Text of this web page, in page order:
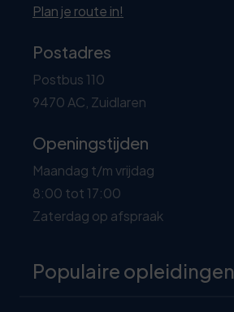
Plan je route in!
Postadres
Postbus 110
9470 AC, Zuidlaren
Openingstijden
Maandag t/m vrijdag
8:00 tot 17:00
Zaterdag op afspraak
Populaire opleidingen